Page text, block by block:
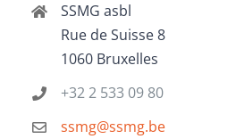
SSMG asbl
Rue de Suisse 8
1060 Bruxelles
+32 2 533 09 80
ssmg@ssmg.be